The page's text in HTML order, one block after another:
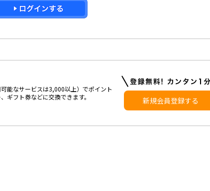
能なサービスは3,000以上）でポイント
ギフト券などに交換できます。
新規会員登録する